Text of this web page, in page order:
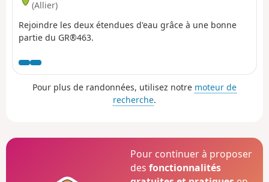
(Allier)
Rejoindre les deux étendues d'eau grâce à une bonne
partie du GR®463.
Pour plus de randonnées, utilisez notre moteur de
recherche.
Pour continuer à proposer
desfonctionnalités